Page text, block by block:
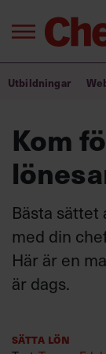
Annonsera
Kontakta oss
Kundservice
Bra
Utbildningar
Kom
Bästa
med din
Här är en
är dags.
Sätta lön